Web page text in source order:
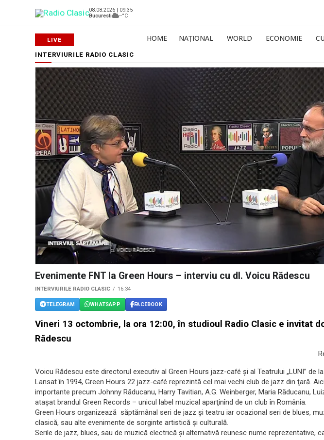
08.08.2026 | 09:35
Bucuresti
--°C
HOME NAȚIONAL WORLD ECONOMIE
INTERVIURILE RADIO CLASIC
Evenimente FNT la Green Hours – interviu cu dl. Voicu Rădescu
INTERVIURILE RADIO CLASIC 16:34
TELEGRAM WHATSAPP FACEBOOK
Vineri 13 octombrie, la ora 12:00, în studioul Radio Clasic e invitat
Rădescu
Voicu Rădescu este directorul executiv al Green Hours jazz-café şi al Teatrului „LUNI” de
Lansat în 1994, Green Hours 22 jazz-café reprezintă cel mai vechi club de jazz din ţară.
importante precum Johnny Răducanu, Harry Tavitian, A.G. Weinberger, Maria Răducanu,
atașat brandul Green Records – unicul label muzical aparţinînd de un club în România.
Green Hours organizează săptămânal seri de jazz şi teatru iar ocazional seri de blues,
clasică, sau alte evenimente de sorginte artistică şi culturală.
Serile de jazz, blues, sau de muzică electrică şi alternativă reunesc nume reprezentative,